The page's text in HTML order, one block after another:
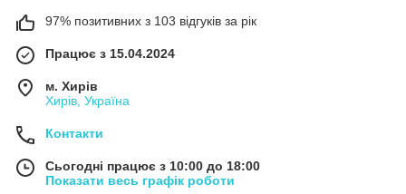
97% позитивних з 103 відгуків за рік
Працює з 15.04.2024
м. Хирів
Хирів, Україна
Контакти
Сьогодні працює з 10:00 до 18:00
Показати весь графік роботи